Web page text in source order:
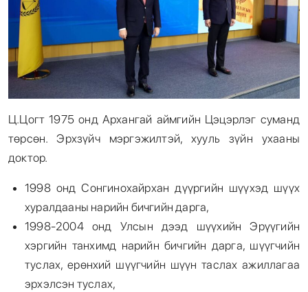
Ц.Цогт 1975 онд Архангай аймгийн Цэцэрлэг суманд
төрсөн. Эрхзүйч мэргэжилтэй, хууль зүйн ухааны
доктор.
1998 онд Сонгинохайрхан дүүргийн шүүхэд шүүх
хуралдааны нарийн бичгийн дарга,
1998-2004 онд Улсын дээд шүүхийн Эрүүгийн
хэргийн танхимд нарийн бичгийн дарга, шүүгчийн
туслах, ерөнхий шүүгчийн шүүн таслах ажиллагаа
эрхэлсэн туслах,